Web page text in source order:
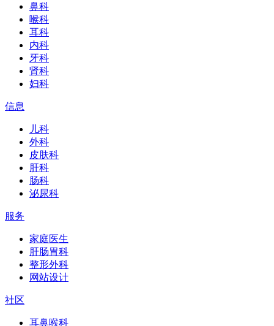
鼻科
喉科
耳科
内科
牙科
肾科
妇科
信息
儿科
外科
皮肤科
肝科
肠科
泌尿科
服务
家庭医生
肝肠胃科
整形外科
网站设计
社区
耳鼻喉科